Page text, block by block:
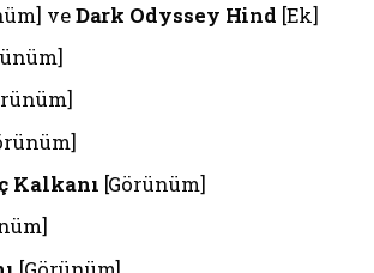
veDark Odyssey Hind [Ek]
​​Kalkanı [Görünüm]